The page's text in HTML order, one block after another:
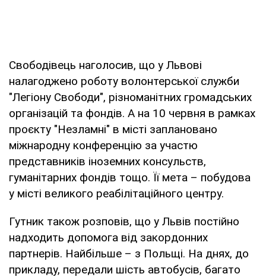
Свободівець наголосив, що у Львові
налагоджено роботу волонтерської служби
"Легіону Свободи", різноманітних громадських
організацій та фондів. А на 10 червня в рамках
проєкту "Незламні" в місті заплановано
міжнародну конференцію за участю
представників іноземних консульств,
гуманітарних фондів тощо. Її мета – побудова
у місті великого реабілітаційного центру.
Гутник також розповів, що у Львів постійно
надходить допомога від закордонних
партнерів. Найбільше – з Польщі. На днях, до
прикладу, передали шість автобусів, багато